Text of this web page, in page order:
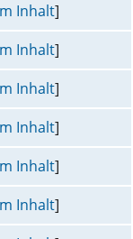
Inhalt]
Inhalt]
Inhalt]
Inhalt]
Inhalt]
Inhalt]